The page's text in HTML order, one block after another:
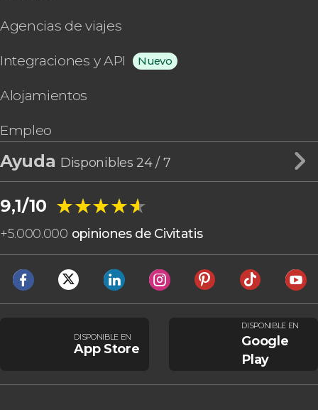
Agencias de viajes
Integraciones y API Nuevo
Alojamientos
Empleo
Ayuda Disponibles 24 / 7
9,1/10 ★★★★★
★★★★★
+5.000.000 opiniones de Civitatis
DISPONIBLE EN
App Store
DISPONIBLE EN
Google
Play